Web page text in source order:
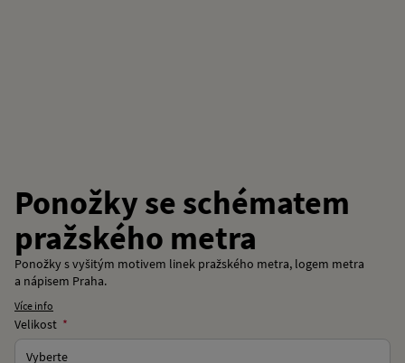
Ponožky se schématem
pražského metra
Ponožky s vyšitým motivem linek pražského metra, logem metra
a nápisem Praha.
Více info
Velikost
Vyberte